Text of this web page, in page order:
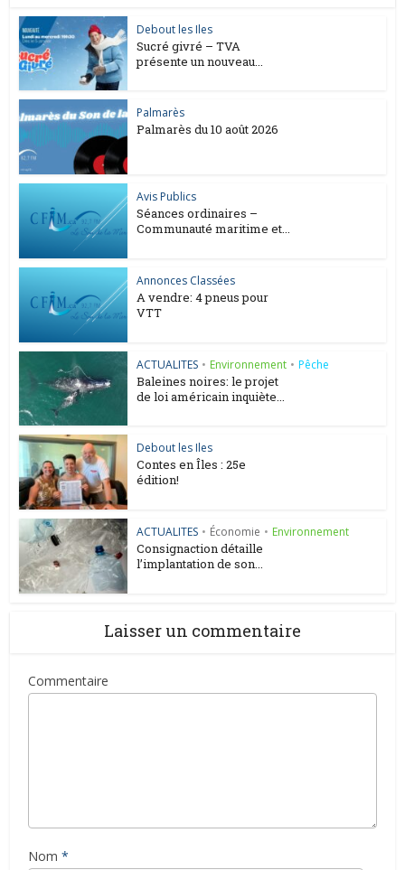
Debout les Iles
Sucré givré – TVA
présente un nouveau...
Palmarès
Palmarès du 10 août 2026
Avis Publics
Séances ordinaires –
Communauté maritime et...
Annonces Classées
A vendre: 4 pneus pour
VTT
ACTUALITES • Environnement • Pêche
Baleines noires: le projet
de loi américain inquiète...
Debout les Iles
Contes en Îles : 25e
édition!
ACTUALITES • Économie • Environnement
Consignaction détaille
l’implantation de son...
Laisser un commentaire
Commentaire
Nom *